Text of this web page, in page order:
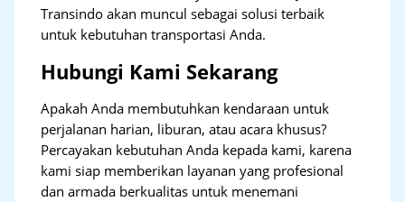
Transindo akan muncul sebagai solusi terbaik
untuk kebutuhan transportasi Anda.
Hubungi Kami Sekarang
Apakah Anda membutuhkan kendaraan untuk
perjalanan harian, liburan, atau acara khusus?
Percayakan kebutuhan Anda kepada kami, karena
kami siap memberikan layanan yang profesional
dan armada berkualitas untuk menemani